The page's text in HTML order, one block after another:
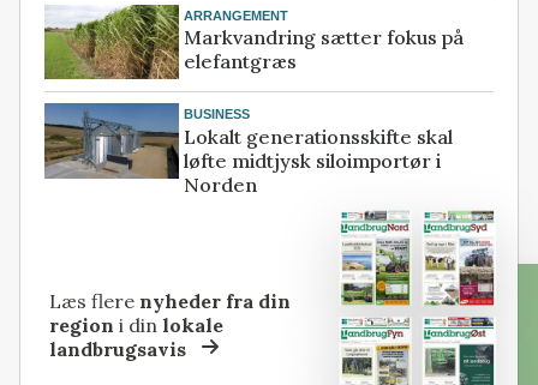
ARRANGEMENT
Markvandring sætter fokus på
elefantgræs
BUSINESS
Lokalt generationsskifte skal
løfte midtjysk siloimportør i
Norden
Læs flere nyheder fra din
region i dinlokale
landbrugsavis